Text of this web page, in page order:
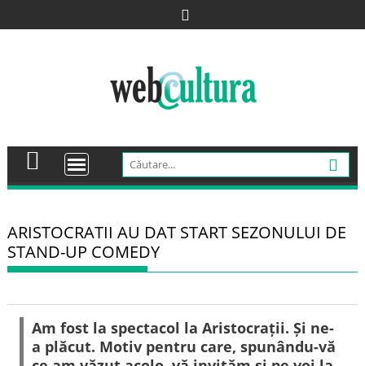
to
ARISTOCRATII AU DAT START SEZONULUI DE
STAND-UP COMEDY
Am fost la spectacol la Aristocrații. Și ne-
a plăcut. Motiv pentru care, spunându-vă